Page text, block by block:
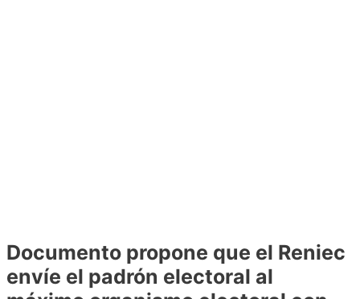
Documento propone que el Reniec
envíe el padrón electoral al